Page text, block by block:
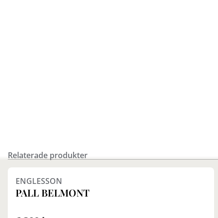
Relaterade produkter Finns i fler val (3)
ENGLESSON
PALL BELMONT